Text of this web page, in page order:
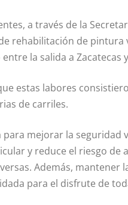
a través de la
rehabilitación de pintura
la salida a Zacatecas
estas labores
de carriles.
para mejorar la
y reduce el riesgo
Además,
para el disfrute de